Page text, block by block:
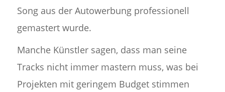
Song aus der Autowerbung professionell
gemastert wurde.
Manche Künstler sagen, dass man seine
Tracks nicht immer mastern muss, was bei
Projekten mit geringem Budget stimmen